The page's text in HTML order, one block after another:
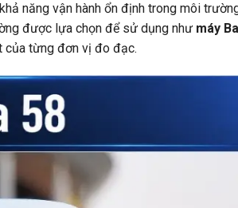
năng vận hành ổn định trong môi
được lựa chọn để sử dụng như máy
của từng đơn vị đo đạc.